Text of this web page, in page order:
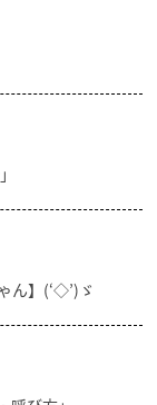
ん】(‘◇’)ゞ